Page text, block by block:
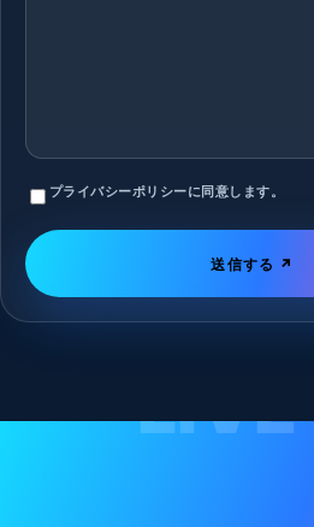
プライバシーポリシーに同意します。
送信する ↗